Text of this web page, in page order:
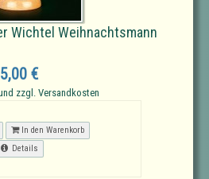
Wichtel Weihnachtsmann
€
zzgl. Versandkosten
In den Warenkorb
Details